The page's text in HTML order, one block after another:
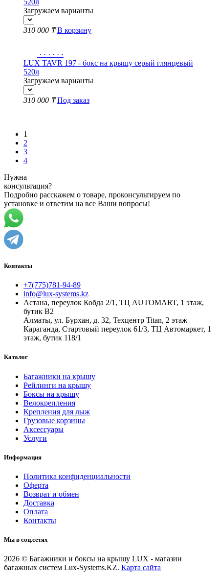
520л
Загружаем варианты
310 000 ₸ В корзину
· · · · · ·
LUX TAVR 197 - бокс на крышу серый глянцевый
520л
Загружаем варианты
310 000 ₸ Под заказ
1
2
3
4
Нужна
консультация?
Подробно расскажем о товаре, проконсультируем по
установке и ответим на все Ваши вопросы!
Контакты
+7(775)781-94-89
info@lux-systems.kz
Астана, переулок Кобда 2/1, ТЦ AUTOMART, 1 этаж,
бутик B2
Алматы, ул. Бурхан, д. 32, Техцентр Titan, 2 этаж
Караганда, Стартовый переулок 61/3, ТЦ Автомаркет, 1
этаж, бутик 118/1
Каталог
Багажники на крышу
Рейлинги на крышу
Боксы на крышу
Велокрепления
Крепления для лыж
Грузовые корзины
Аксессуары
Услуги
Информация
Политика конфиденциальности
Оферта
Возврат и обмен
Доставка
Оплата
Контакты
Мы в соц.сетях
2026 © Багажники и боксы на крышу LUX - магазин
багажных систем Lux-Systems.KZ. Карта сайта